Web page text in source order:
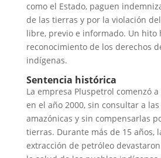
como el Estado, paguen
de las tierras y por la violación
libre, previo e informado. Un hito
reconocimiento de los derechos
indígenas.
Sentencia histórica
La empresa Pluspetrol comenzó
en el año 2000, sin consultar a
amazónicas y sin compensarlas
tierras. Durante más de 15 años,
extracción de petróleo